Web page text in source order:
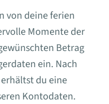
von deine ferien
Momente der
Betrag
ein. Nach
du eine
Kontodaten.